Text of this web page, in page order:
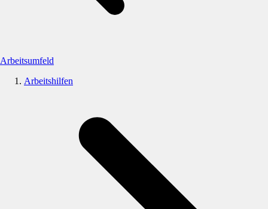
Arbeitsumfeld
Arbeitshilfen